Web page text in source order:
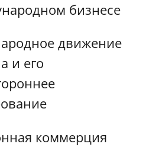
бизнесе
движение
и его
коммерция